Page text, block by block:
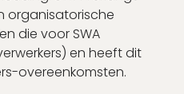
organisatorische
die voor SWA
en heeft dit
overeenkomsten.